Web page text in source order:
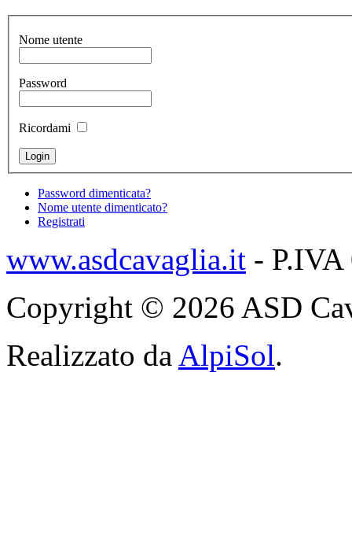
Nome utente
Password
Ricordami
Password dimenticata?
Nome utente dimenticato?
Registrati
www.asdcavaglia.it -
Copyright © 2026 ASD
Realizzato da AlpiSol.